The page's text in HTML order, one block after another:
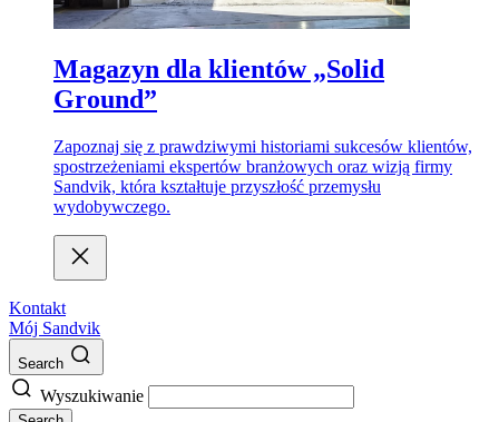
Magazyn dla klientów „Solid
Ground”
Zapoznaj się z prawdziwymi historiami sukcesów klientów,
spostrzeżeniami ekspertów branżowych oraz wizją firmy
Sandvik, która kształtuje przyszłość przemysłu
wydobywczego.
Kontakt
Mój Sandvik
Search
Wyszukiwanie